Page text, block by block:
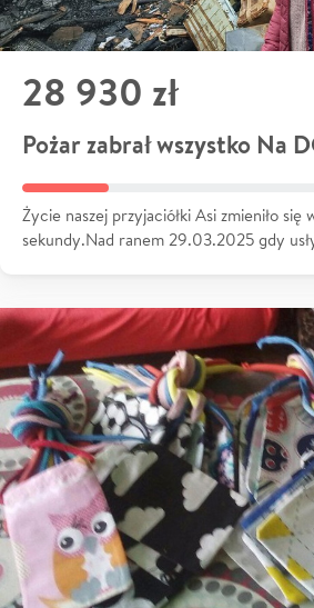
28 930 zł
Pożar zabrał wszystko Na
Życie naszej przyjaciółki Asi zmieniło się
sekundy.Nad ranem 29.03.2025 gdy